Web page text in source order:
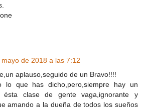
mayo de 2018 a las 7:12
aplauso,seguido de un Bravo!!!!
lo que has dicho,pero,siempre hay un
ésta clase de gente vaga,ignorante y
amando a la dueña de todos los sueños